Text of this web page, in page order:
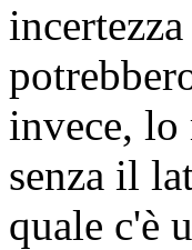
invece, lo
senza il
quale c'è